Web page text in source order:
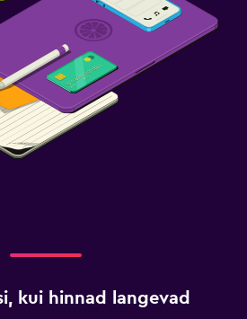
kui hinnad langevad